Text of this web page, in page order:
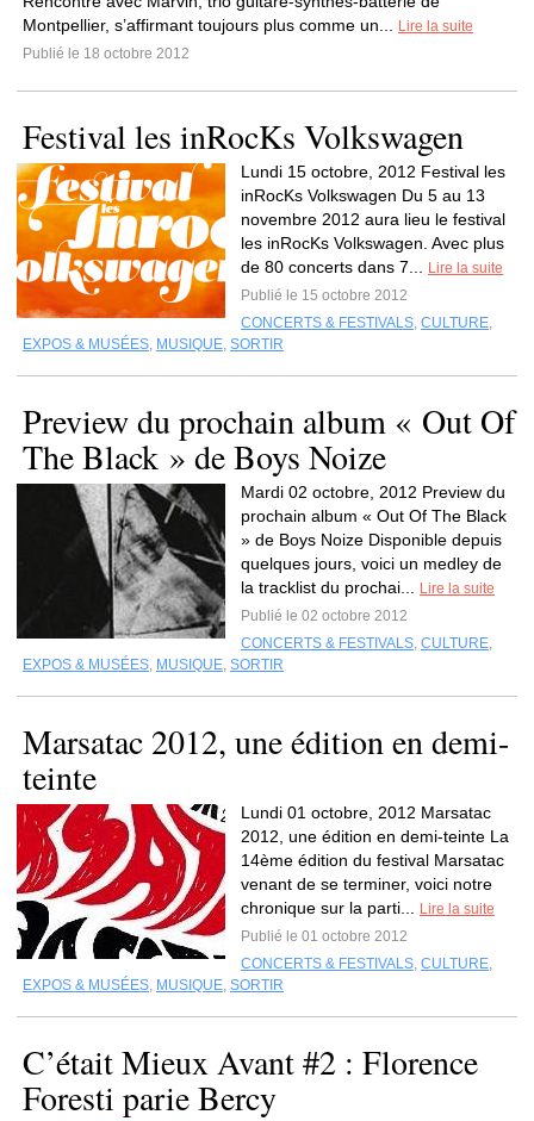
Montpellier, s’affirmant toujours plus comme un...
Lire la suite
Publié le 18 octobre 2012
Festival les inRocKs Volkswagen
Lundi 15 octobre, 2012 Festival les
inRocKs Volkswagen Du 5 au 13
novembre 2012 aura lieu le festival
les inRocKs Volkswagen. Avec plus
de 80 concerts dans 7...
Lire la suite
Publié le 15 octobre 2012
CONCERTS & FESTIVALS, CULTURE,
EXPOS & MUSÉES, MUSIQUE, SORTIR
Preview du prochain album « Out Of
The Black » de Boys Noize
Mardi 02 octobre, 2012 Preview du
prochain album « Out Of The Black
» de Boys Noize Disponible depuis
quelques jours, voici un medley de
la tracklist du prochai...
Lire la suite
Publié le 02 octobre 2012
CONCERTS & FESTIVALS, CULTURE,
EXPOS & MUSÉES, MUSIQUE, SORTIR
Marsatac 2012, une édition en demi-
teinte
Lundi 01 octobre, 2012 Marsatac
2012, une édition en demi-teinte La
14ème édition du festival Marsatac
venant de se terminer, voici notre
chronique sur la parti...
Lire la suite
Publié le 01 octobre 2012
CONCERTS & FESTIVALS, CULTURE,
EXPOS & MUSÉES, MUSIQUE, SORTIR
C’était Mieux Avant #2 : Florence
Foresti parie Bercy